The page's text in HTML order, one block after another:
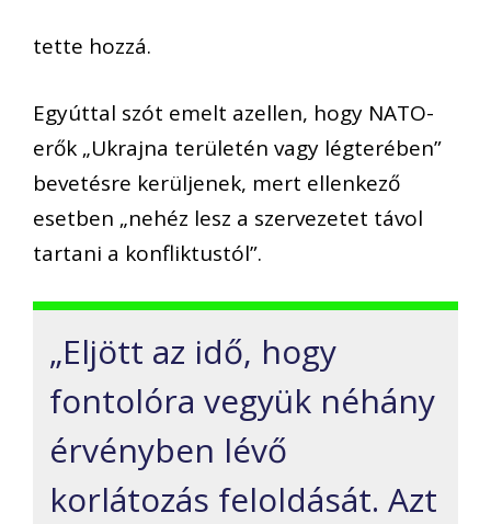
tette hozzá.
Egyúttal szót emelt azellen, hogy NATO-
erők „Ukrajna területén vagy légterében”
bevetésre kerüljenek, mert ellenkező
esetben „nehéz lesz a szervezetet távol
tartani a konfliktustól”.
„Eljött az idő, hogy
fontolóra vegyük néhány
érvényben lévő
korlátozás feloldását. Azt